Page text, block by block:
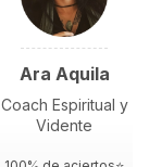
Ara Aquila
Coach Espiritual y
Vidente